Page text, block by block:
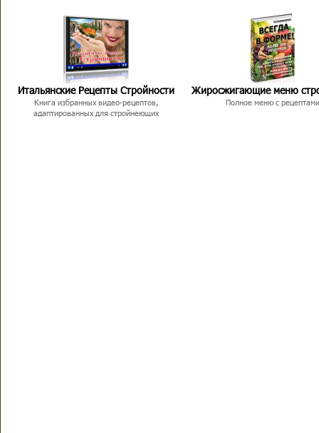
Итальянские Рецепты Стройности
Книга избранных видео-рецептов,
адаптированных для стройнеющих
Жиросжигающие меню
Полное меню с рецептами